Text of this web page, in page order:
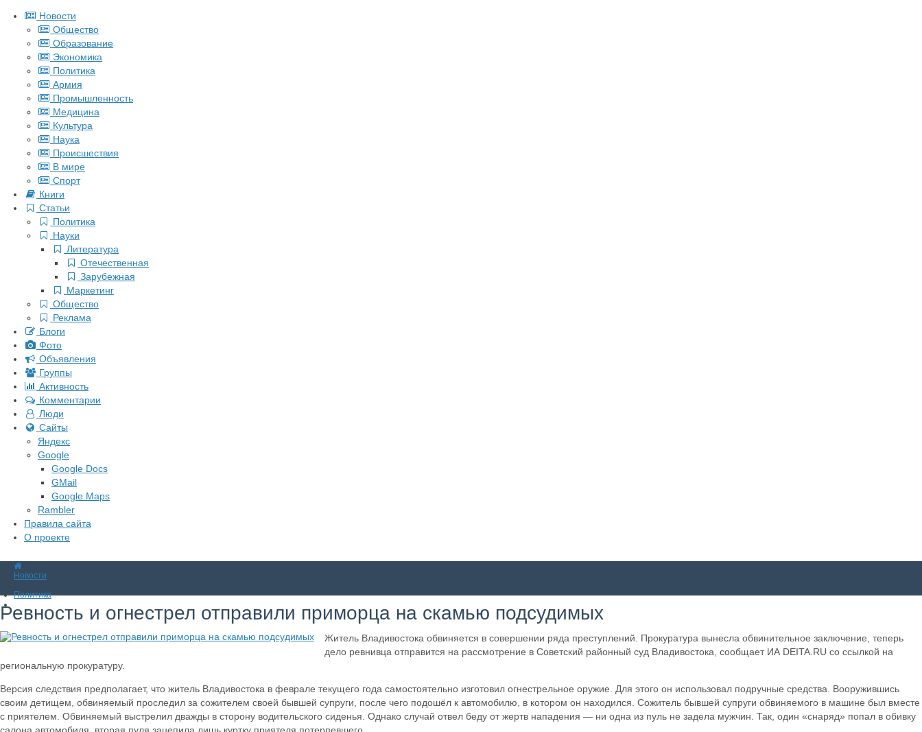
Гость
Войти
Регистрация
Новости
Общество
Образование
Экономика
Политика
Армия
Промышленность
Медицина
Культура
Наука
Происшествия
В мире
Спорт
Книги
Статьи
Политика
Науки
Литература
Отечественная
Зарубежная
Маркетинг
Общество
Реклама
Блоги
Фото
Объявления
Группы
Активность
Комментарии
Люди
Сайты
Яндекс
Google
Google Docs
GMail
Google Maps
Rambler
Правила сайта
О проекте
Новости
Политика
Ревность и огнестрел отправили приморца на скамью подсудимых
Житель Владивостока обвиняется в совершении ряда преступлений. Прокуратура вынесла обвинительное заключение, теперь
дело ревнивца отправится на рассмотрение в Советский районный суд Владивостока, сообщает ИА DEITA.RU со ссылкой на
региональную прокуратуру.
Версия следствия предполагает, что житель Владивостока в феврале текущего года самостоятельно изготовил огнестрельное оружие. Для этого он использовал подручные средства. Вооружившись
своим детищем, обвиняемый проследил за сожителем своей бывшей супруги, после чего подошёл к автомобилю, в котором он находился. Сожитель бывшей супруги обвиняемого в машине был вместе
с приятелем. Обвиняемый выстрелил дважды в сторону водительского сиденья. Однако случай отвел беду от жертв нападения — ни одна из пуль не задела мужчин. Так, один «снаряд» попал в обивку